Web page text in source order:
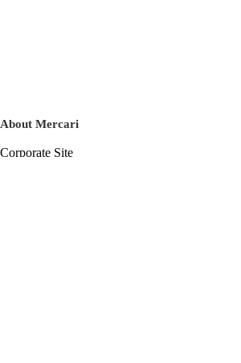
About Mercari
Corporate Site